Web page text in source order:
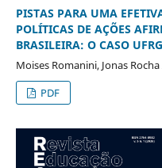
PISTAS PARA UMA
POLÍTICAS DE AÇÕES
BRASILEIRA: O CASO
Moises Romanini, Jonas
PDF